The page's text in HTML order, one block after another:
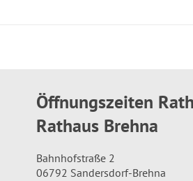
Öffnungszeiten
Rathaus Brehna
Bahnhofstraße 2
06792 Sandersdorf-Brehna